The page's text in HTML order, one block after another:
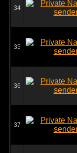
34
35
36
37